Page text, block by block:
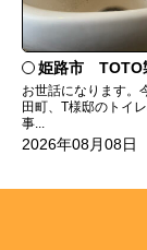
姫路市 TOTO製トイレ
お世話になります。
田町、T様邸のトイ
事...
2026年08月08日